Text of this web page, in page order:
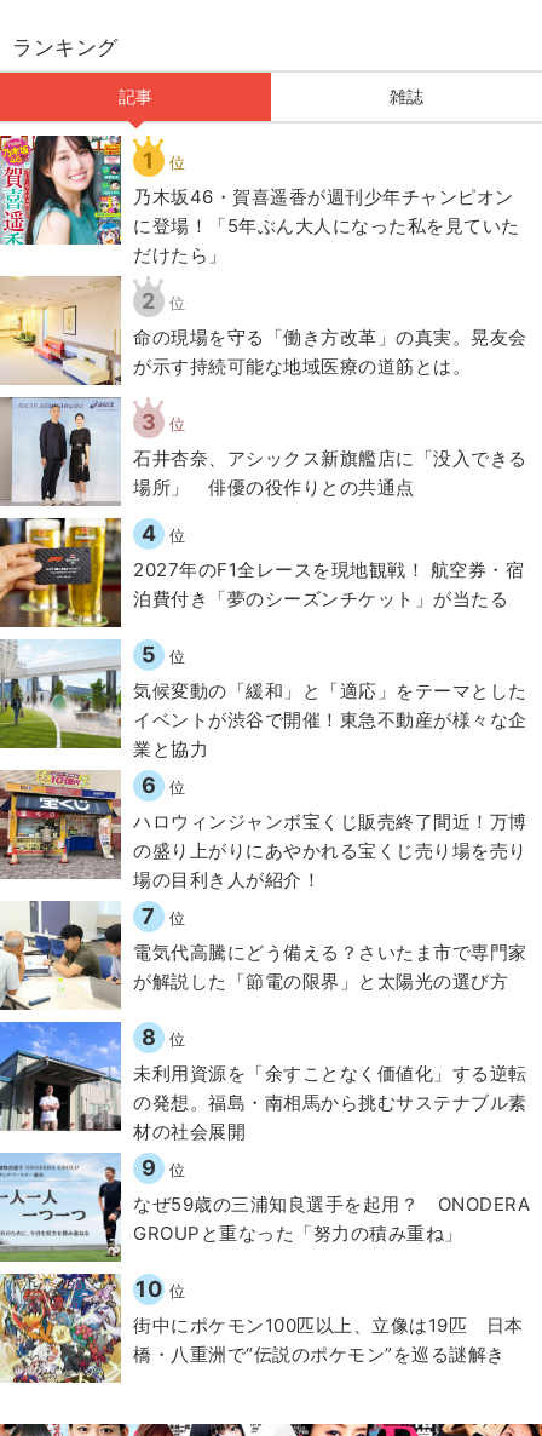
ランキング
記事 雑誌
1 位
乃木坂46・賀喜遥香が週刊少年チャンピオン
に登場！「5年ぶん大人になった私を見ていた
だけたら」
2 位
​命の現場を守る「働き方改革」の真実。晃友会
が示す持続可能な地域医療の道筋とは。
3 位
石井杏奈、アシックス新旗艦店に「没入できる
場所」 俳優の役作りとの共通点
4 位
2027年のF1全レースを現地観戦！ 航空券・宿
泊費付き「夢のシーズンチケット」が当たる
5 位
気候変動の「緩和」と「適応」をテーマとした
イベントが渋谷で開催！東急不動産が様々な企
業と協力
6 位
ハロウィンジャンボ宝くじ販売終了間近！万博
の盛り上がりにあやかれる宝くじ売り場を売り
場の目利き人が紹介！
7 位
電気代高騰にどう備える？さいたま市で専門家
が解説した「節電の限界」と太陽光の選び方
8 位
​​未利用資源を「余すことなく価値化」する逆転
の発想。福島・南相馬から挑むサステナブル素
材の社会展開​
9 位
なぜ59歳の三浦知良選手を起用？ ONODERA
GROUPと重なった「努力の積み重ね」
10 位
街中にポケモン100匹以上、立像は19匹 日本
橋・八重洲で“伝説のポケモン”を巡る謎解き